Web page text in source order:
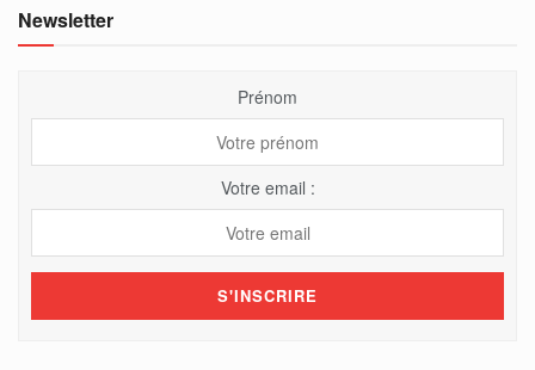
Newsletter
Prénom
Votre email :